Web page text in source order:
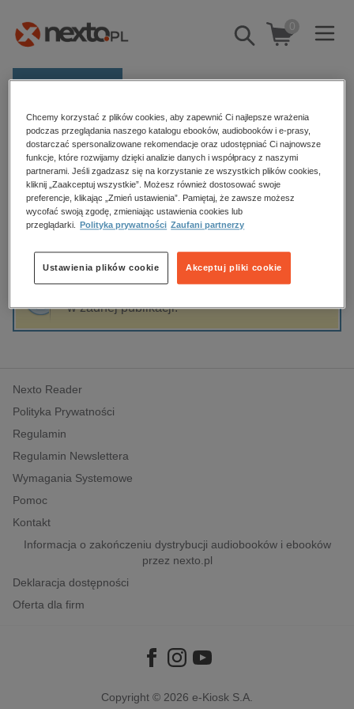
Pokaż/schowaj
wyszukiwarkę
0
E-prasa
Kategorie
Zobacz wszystkie E-prasa
budownictwo, aranżacja wnętrz
biznesowe, branżowe, gospodarka
edukacja
hobby, sport, rozrywka
komputery, internet, technologie, informatyka
polityka, społeczno-informacyjne
psychologiczne
inne
popularno-naukowe
historia
Strona główna Hugh Howey
Hugh Howey
Sortowanie Filtrowanie
w żadnej publikacji.
Nexto Reader
Polityka Prywatności
Regulamin
Regulamin Newslettera
Wymagania Systemowe
Pomoc
Kontakt
Informacja o zakończeniu dystrybucji audiobooków i ebooków
przez nexto.pl
Deklaracja dostępności
Oferta dla firm
Copyright © 2026 e-Kiosk S.A.
Chcemy korzystać z plików cookies, aby zapewnić Ci najlepsze wrażenia
podczas przeglądania naszego katalogu ebooków, audiobooków i e-prasy,
dostarczać spersonalizowane rekomendacje oraz udostępniać Ci najnowsze
funkcje, które rozwijamy dzięki analizie danych i współpracy z naszymi
partnerami. Jeśli zgadzasz się na korzystanie ze wszystkich plików cookies,
kliknij „Zaakceptuj wszystkie”. Możesz również dostosować swoje
preferencje, klikając „Zmień ustawienia”. Pamiętaj, że zawsze możesz
wycofać swoją zgodę, zmieniając ustawienia cookies lub
przeglądarki.
Polityka prywatności Zaufani partnerzy
Akceptuj pliki cookie
Ustawienia plików cookie